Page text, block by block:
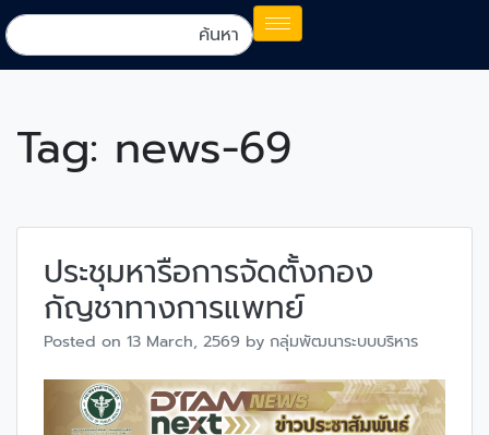
Tag: news-69
ประชุมหารือการจัดตั้งกอง
กัญชาทางการแพทย์
Posted on 13 March, 2569 by กลุ่มพัฒนาระบบบริหาร